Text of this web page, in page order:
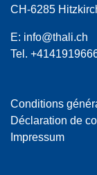
CH-6285
E: info@thali.ch
Tel.
Conditions
Déclaration de
Impressum